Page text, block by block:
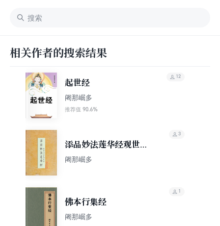
相关作者的搜索结果
起世经
阇那崛多
推荐值 90.6%
12
添品妙法莲华经观世音
菩萨普门品
阇那崛多
3
佛本行集经
阇那崛多
1